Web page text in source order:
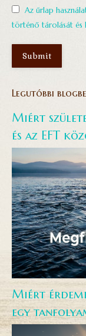
Az űrlap
történő tárolását és
Submit
Legutóbbi
Miért
és az EFT
Miért
egy